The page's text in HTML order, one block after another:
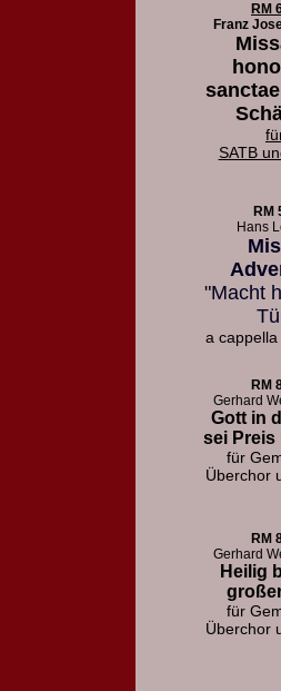
RM
Franz
SATB
RM
Hans
"Macht
a cappella
RM
Gerhard
Gott in
sei Preis
für
Überchor
RM
Gerhard
Heilig
für
Überchor